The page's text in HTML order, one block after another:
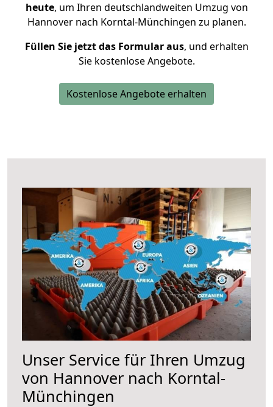
heute, um Ihren deutschlandweiten Umzug von
Hannover nach Korntal-Münchingen zu planen.
Füllen Sie jetzt das Formular aus, und erhalten
Sie kostenlose Angebote.
Kostenlose Angebote erhalten
Unser Service für Ihren Umzug
von Hannover nach Korntal-
Münchingen